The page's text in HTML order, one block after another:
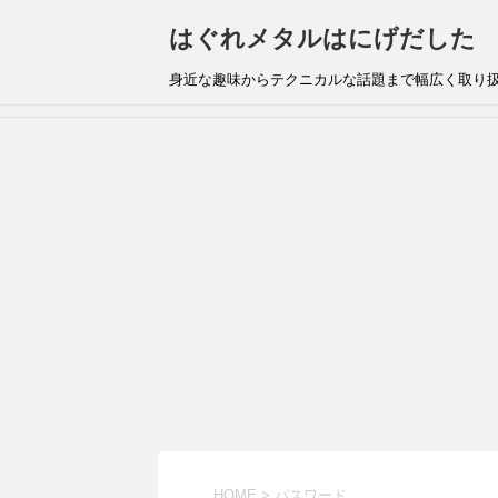
はぐれメタルはにげだした
身近な趣味からテクニカルな話題まで幅広く取り